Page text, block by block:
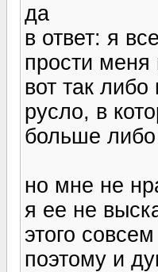
да
в ответ: я
прости меня
вот так
русло, в
больше либо
но мне не
я ее не
этого
поэтому и